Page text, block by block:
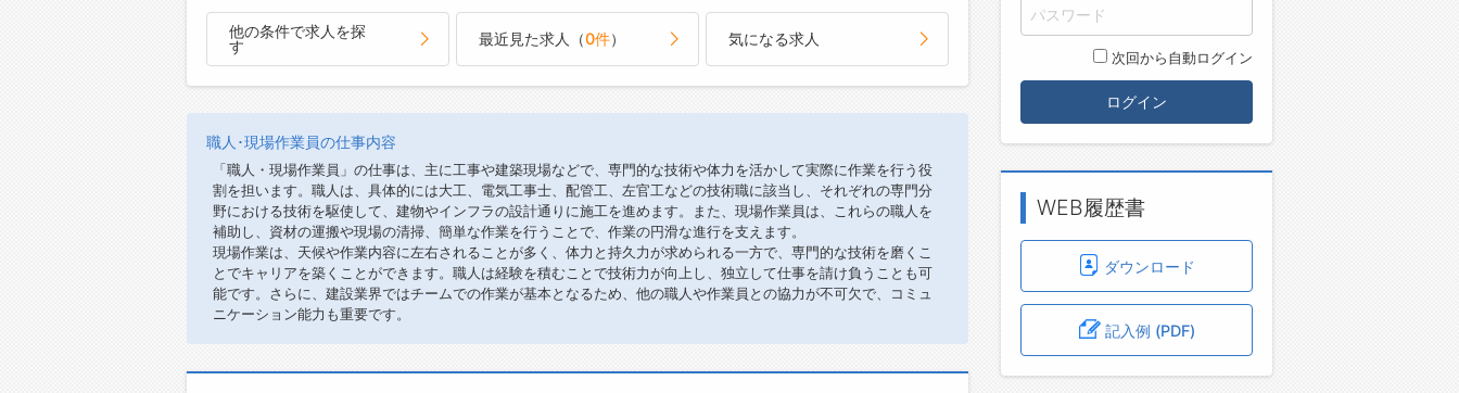
他の条件で求人を探
す
最近見た求人（0件） 気になる求人
職人･現場作業員の仕事内容
「職人・現場作業員」の仕事は、主に工事や建築現場などで、専門的な技術や体力を活かして実際に作業を行う役
割を担います。職人は、具体的には大工、電気工事士、配管工、左官工などの技術職に該当し、それぞれの専門分
野における技術を駆使して、建物やインフラの設計通りに施工を進めます。また、現場作業員は、これらの職人を
補助し、資材の運搬や現場の清掃、簡単な作業を行うことで、作業の円滑な進行を支えます。
現場作業は、天候や作業内容に左右されることが多く、体力と持久力が求められる一方で、専門的な技術を磨くこ
とでキャリアを築くことができます。職人は経験を積むことで技術力が向上し、独立して仕事を請け負うことも可
能です。さらに、建設業界ではチームでの作業が基本となるため、他の職人や作業員との協力が不可欠で、コミュ
ニケーション能力も重要です。
次回から自動ログイン
ログイン
WEB履歴書
ダウンロード
記入例 (PDF)